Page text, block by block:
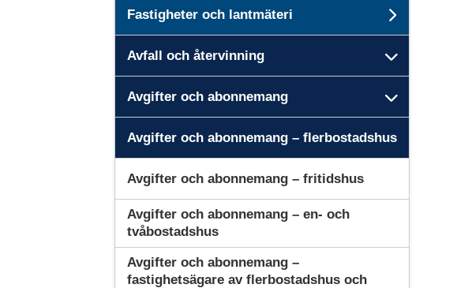
Fastigheter och lantmäteri
Avfall och återvinning
Avgifter och abonnemang
Avgifter och abonnemang – flerbostadshus
Avgifter och abonnemang – fritidshus
Avgifter och abonnemang – en- och
tvåbostadshus
Avgifter och abonnemang –
fastighetsägare av flerbostadshus och